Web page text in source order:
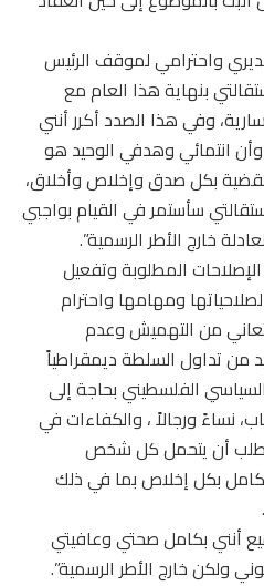
واحترامي لموقف الرئيس
بنهاية هذا العام مع
وفي هذا الصدد أكرر أنني
وأن انتمائي وهدفي الوحيد هو
بكل صدق وإخلاص وأخلاق،
سأستمر في القيام بواجبي
خارج الأطر الرسمية”.
المطلوبة وتفعيل
ومهامها واحترام
تعاني من التهميش وعدم
من تداول السلطة ديمقراطياً
الفلسطيني بحاجة إلى
نساءً ورجالاً ، والكفاءات في
تتطلب أن يتحمل كل شخص
بكل إخلاص بما في ذلك
أنني بكامل صحتي وعافيتي
ولكن خارج الأطر الرسمية”.